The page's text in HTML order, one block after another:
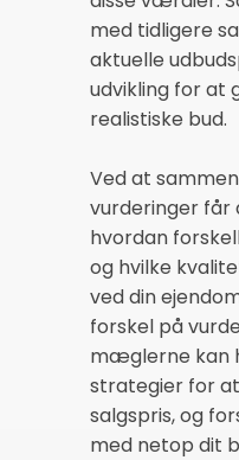
med tidligere
aktuelle
udvikling for at
realistiske bud.
Ved at
vurderinger får
hvordan
og hvilke
ved din
forskel på
mæglerne kan
strategier for
salgspris, og
med netop dit